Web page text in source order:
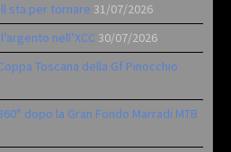
sta per tornare 31/07/2026
nell’XCC 30/07/2026
Toscana della Gf Pinocchio
dopo la Gran Fondo Marradi MTB